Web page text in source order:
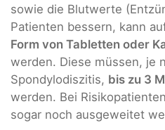
sowie die Blutwerte
Patienten bessern, kann
Form von Tabletten oder
werden. Diese müssen, je
Spondylodiszitis, bis zu 3
werden. Bei
sogar noch ausgeweitet